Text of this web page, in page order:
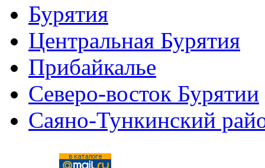
Бурятия
Центральная Бурятия
Прибайкалье
Северо-восток Бурятии
Саяно-Тункинский